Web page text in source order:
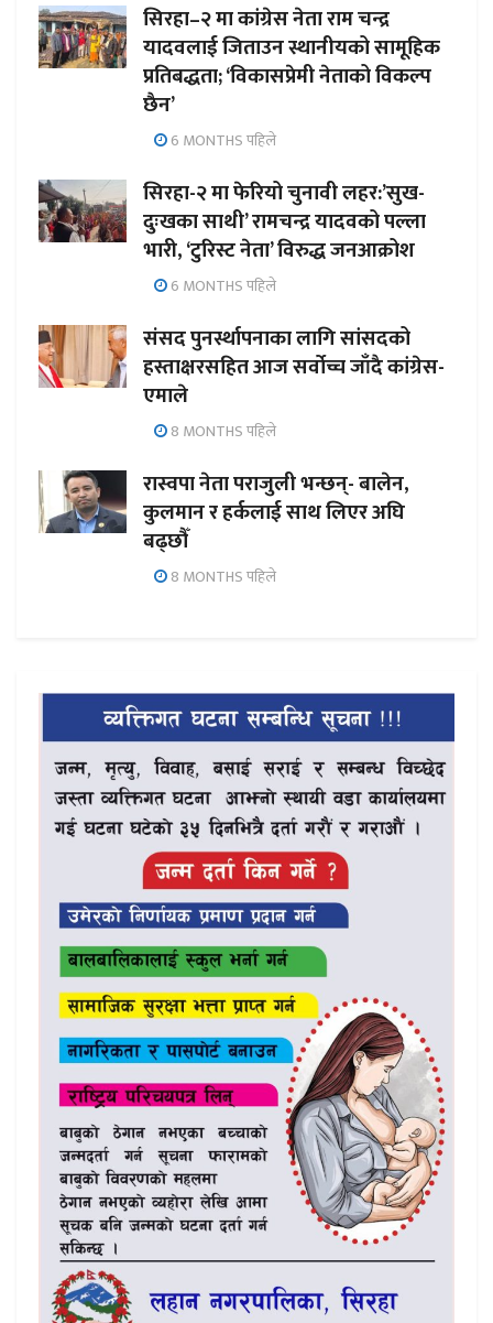
सिरहा–२ मा कांग्रेस नेता राम चन्द्र
यादवलाई जिताउन स्थानीयको सामूहिक
प्रतिबद्धता; ‘विकासप्रेमी नेताको विकल्प
छैन’
6 MONTHS पहिले
सिरहा-२ मा फेरियो चुनावी लहर:’सुख-
दुःखका साथी’ रामचन्द्र यादवको पल्ला
भारी, ‘टुरिस्ट नेता’ विरुद्ध जनआक्रोश
6 MONTHS पहिले
संसद पुनर्स्थापनाका लागि सांसदको
हस्ताक्षरसहित आज सर्वोच्च जाँदै कांग्रेस-
एमाले
8 MONTHS पहिले
रास्वपा नेता पराजुली भन्छन्- बालेन,
कुलमान र हर्कलाई साथ लिएर अघि
बढ्छौँ
8 MONTHS पहिले